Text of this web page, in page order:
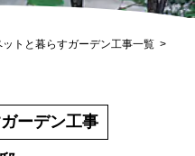
ットと暮らすガーデン工事一覧
ーデン工事